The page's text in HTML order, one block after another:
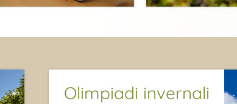
Olimpiadi invernali